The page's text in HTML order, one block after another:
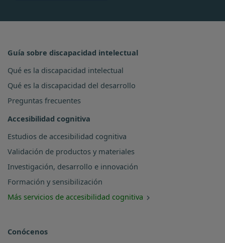
Guía sobre discapacidad intelectual
Qué es la discapacidad intelectual
Qué es la discapacidad del desarrollo
Preguntas frecuentes
Accesibilidad cognitiva
Estudios de accesibilidad cognitiva
Validación de productos y materiales
Investigación, desarrollo e innovación
Formación y sensibilización
Más servicios de accesibilidad cognitiva
Conócenos